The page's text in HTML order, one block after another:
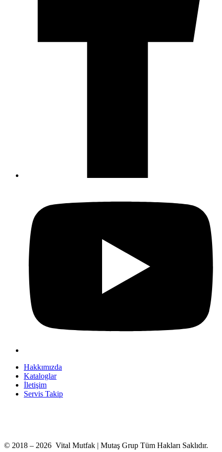
Hakkımızda
Kataloglar
İletişim
Servis Takip
© 2018 – 2026 Vital Mutfak | Mutaş Grup Tüm Hakları Saklıdır.